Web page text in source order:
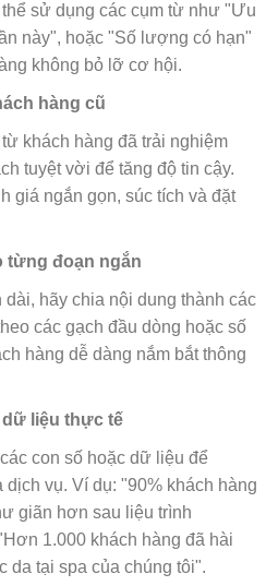
sử dụng các cụm từ như "Ưu
này", hoặc "Số lượng có hạn"
không bỏ lỡ cơ hội.
hàng cũ
khách hàng đã trải nghiệm
tuyệt vời để tăng độ tin cậy.
giá ngắn gọn, súc tích và đặt
từng đoạn ngắn
hãy chia nội dung thành các
các gạch đầu dòng hoặc số
hàng dễ dàng nắm bắt thông
liệu thực tế
con số hoặc dữ liệu để
vụ. Ví dụ: "90% khách hàng
giãn hơn sau liệu trình
1.000 khách hàng đã hài
da tại spa của chúng tôi".